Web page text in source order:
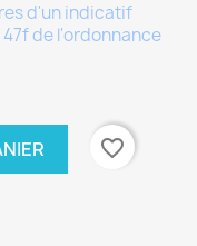
d'un indicatif
de l'ordonnance
favorite_border